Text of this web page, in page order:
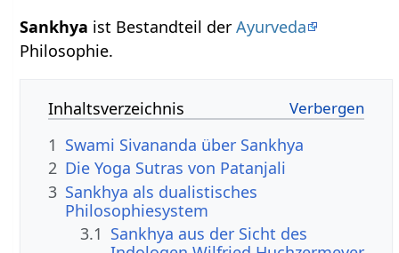
Sankhya ist Bestandteil derAyurveda
Philosophie.
Inhaltsverzeichnis
1 Swami Sivananda über Sankhya
2 Die Yoga Sutras von Patanjali
3 Sankhya als dualistisches
Philosophiesystem
3.1 Sankhya aus der Sicht des